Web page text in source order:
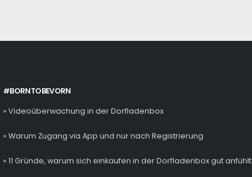
#BORNTOBEVORN
» Videoüberwachung in der Dorfladenbox
» Warum Zugang via App und nur nach Registrierung
» 11 Gründe, warum sich einkaufen in der Dorfladenbox gut anfühlt